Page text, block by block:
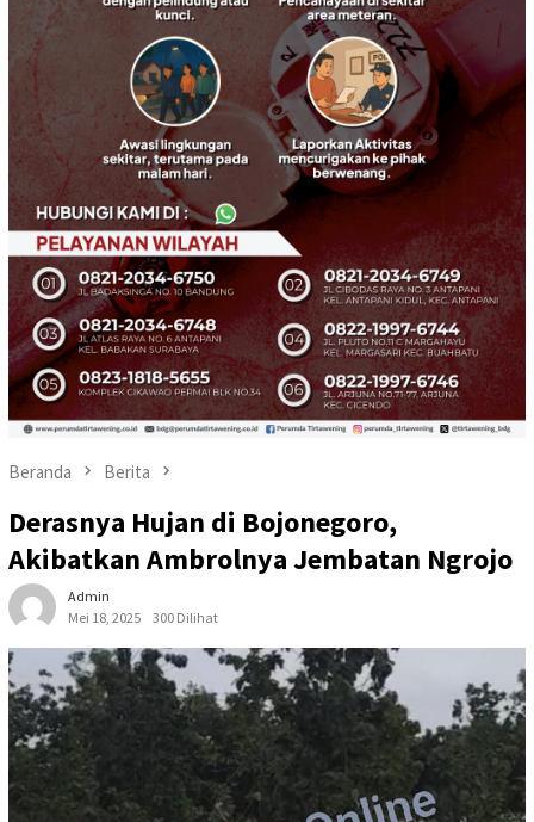
Beranda Berita
Derasnya Hujan di Bojonegoro,
Akibatkan Ambrolnya Jembatan Ngrojo
Admin
Mei 18, 2025
300 Dilihat